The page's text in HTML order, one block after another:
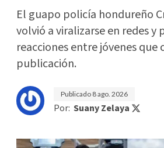
El guapo policía hondureño
volvió a viralizarse en redes y
reacciones entre jóvenes que
publicación.
Publicado 8 ago. 2026
Por: Suany Zelaya